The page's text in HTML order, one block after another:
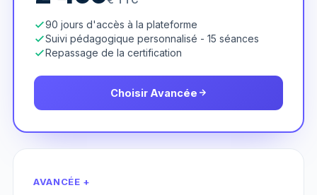
90 jours d'accès à la plateforme
Suivi pédagogique personnalisé - 15 séances
Repassage de la certification
Choisir Avancée
AVANCÉE +